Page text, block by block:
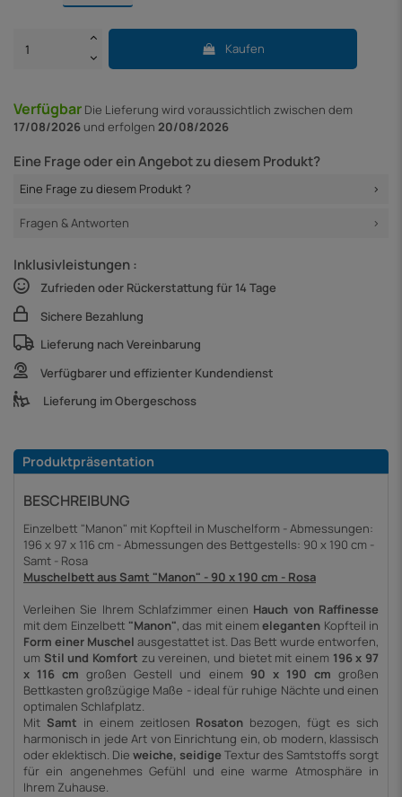
Kaufen
Verfügbar Die Lieferung wird voraussichtlich zwischen dem
17/08/2026 und erfolgen 20/08/2026
Eine Frage oder ein Angebot zu diesem Produkt?
Eine Frage zu diesem Produkt ?
Fragen & Antworten
Inklusivleistungen :
Zufrieden oder Rückerstattung für 14 Tage
Sichere Bezahlung
Lieferung nach Vereinbarung
Verfügbarer und effizienter Kundendienst
Lieferung im Obergeschoss
Produktpräsentation
BESCHREIBUNG
Einzelbett "Manon" mit Kopfteil in Muschelform - Abmessungen:
196 x 97 x 116 cm - Abmessungen des Bettgestells: 90 x 190 cm -
Samt - Rosa
Muschelbett aus Samt "Manon" - 90 x 190 cm - Rosa
Verleihen Sie Ihrem Schlafzimmer einen Hauch von Raffinesse
mit dem Einzelbett "Manon", das mit einemeleganten Kopfteil in
Form einer Muschel ausgestattet ist. Das Bett wurde entworfen,
um Stil und Komfort zu vereinen, und bietet mit einem 196 x 97
x 116 cm großen Gestell und einem 90 x 190 cm großen
Bettkasten großzügige Maße - ideal für ruhige Nächte und einen
optimalen Schlafplatz.
Mit Samt in einem zeitlosen Rosaton bezogen, fügt es sich
harmonisch in jede Art von Einrichtung ein, ob modern, klassisch
oder eklektisch. Die weiche, seidige Textur des Samtstoffs sorgt
für ein angenehmes Gefühl und eine warme Atmosphäre in
Ihrem Zuhause.